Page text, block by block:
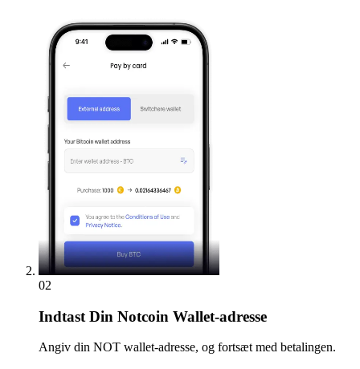
02
Indtast Din Notcoin Wallet-adresse
Angiv din NOT wallet-adresse, og fortsæt med betalingen.